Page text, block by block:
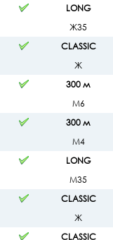
LONG
Ж35
CLASSIC
Ж
300 м
М6
300 м
М4
LONG
М35
CLASSIC
Ж
CLASSIC